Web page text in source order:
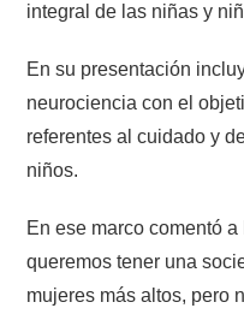
integral de las niñas y
En su presentación
neurociencia con el
referentes al cuidado y
niños.
En ese marco comentó
queremos tener una
mujeres más altos, pero